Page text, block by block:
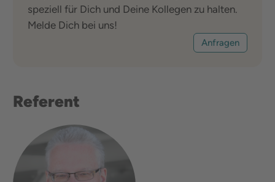
speziell für Dich und Deine Kollegen zu halten.
Melde Dich bei uns!
Anfragen
Referent